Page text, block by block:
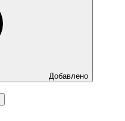
Добавлено